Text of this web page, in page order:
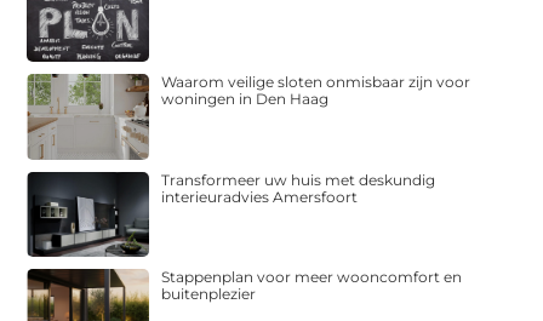
Waarom veilige sloten onmisbaar zijn voor
woningen in Den Haag
Transformeer uw huis met deskundig
interieuradvies Amersfoort
Stappenplan voor meer wooncomfort en
buitenplezier